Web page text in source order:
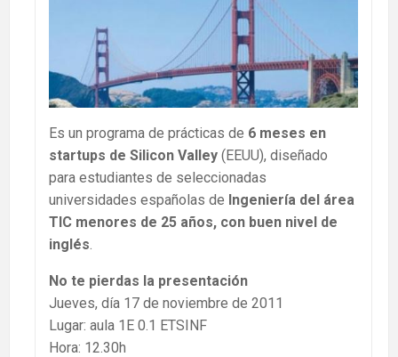
Es un programa de prácticas de 6 meses en
startups de Silicon Valley (EEUU), diseñado
para estudiantes de seleccionadas
universidades españolas de Ingeniería del área
TIC menores de 25 años, con buen nivel de
inglés
No te pierdas la presentación
Jueves, día 17 de noviembre de 2011
Lugar: aula 1E 0.1 ETSINF
Hora: 12.30h